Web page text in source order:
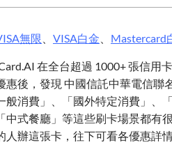
無限 VISA白金 Mastercard
在全台超過 1000+ 張信用
惠後，發現 中國信託中華電信聯
般消費」、「國外特定消費」、
「中式餐廳」等這些刷卡場景都有
人辦這張卡，往下可看各優惠詳